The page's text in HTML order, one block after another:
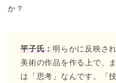
か？
平子氏： 明らかに反映さ
美術の作品を作る上で、
は「思考」なんです。「